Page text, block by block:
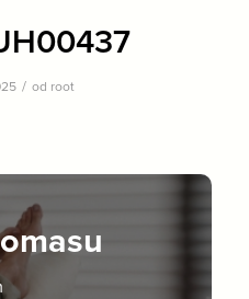
/ od root